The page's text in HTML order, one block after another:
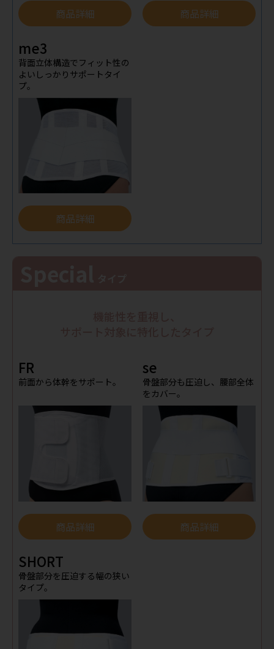
商品詳細 商品詳細
me3
背面立体構造でフィット性の
よいしっかりサポートタイ
プ。
商品詳細
FR
前面から体幹をサポート。
商品詳細
se
骨盤部分も圧迫し、腰部全体
をカバー。
商品詳細
SHORT
骨盤部分を圧迫する幅の狭い
タイプ。